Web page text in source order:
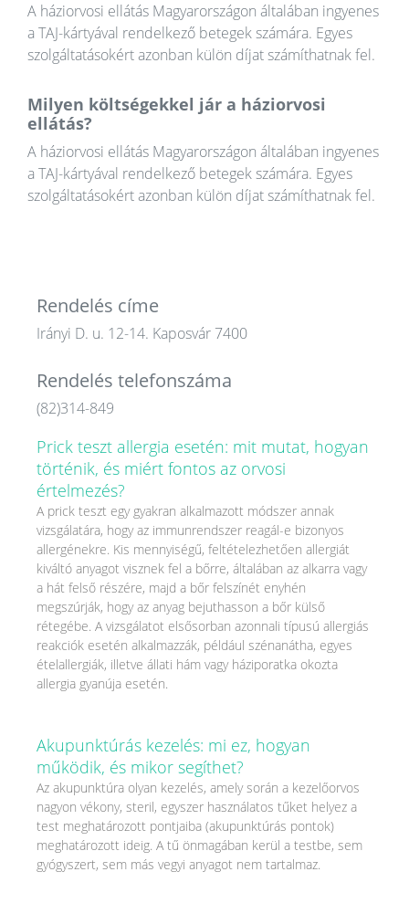
A háziorvosi ellátás Magyarországon általában ingyenes
a TAJ-kártyával rendelkező betegek számára. Egyes
szolgáltatásokért azonban külön díjat számíthatnak fel.
Milyen költségekkel jár a háziorvosi
ellátás?
A háziorvosi ellátás Magyarországon általában ingyenes
a TAJ-kártyával rendelkező betegek számára. Egyes
szolgáltatásokért azonban külön díjat számíthatnak fel.
Rendelés címe
Irányi D. u. 12-14. Kaposvár 7400
Rendelés telefonszáma
(82)314-849
Prick teszt allergia esetén: mit mutat, hogyan
történik, és miért fontos az orvosi
értelmezés?
A prick teszt egy gyakran alkalmazott módszer annak
vizsgálatára, hogy az immunrendszer reagál-e bizonyos
allergénekre. Kis mennyiségű, feltételezhetően allergiát
kiváltó anyagot visznek fel a bőrre, általában az alkarra vagy
a hát felső részére, majd a bőr felszínét enyhén
megszúrják, hogy az anyag bejuthasson a bőr külső
rétegébe. A vizsgálatot elsősorban azonnali típusú allergiás
reakciók esetén alkalmazzák, például szénanátha, egyes
ételallergiák, illetve állati hám vagy háziporatka okozta
allergia gyanúja esetén.
Akupunktúrás kezelés: mi ez, hogyan
működik, és mikor segíthet?
Az akupunktúra olyan kezelés, amely során a kezelőorvos
nagyon vékony, steril, egyszer használatos tűket helyez a
test meghatározott pontjaiba (akupunktúrás pontok)
meghatározott ideig. A tű önmagában kerül a testbe, sem
gyógyszert, sem más vegyi anyagot nem tartalmaz.